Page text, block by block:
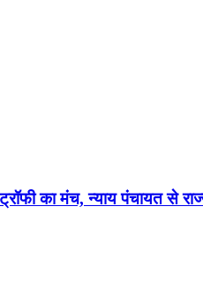
का मंच, न्याय पंचायत से